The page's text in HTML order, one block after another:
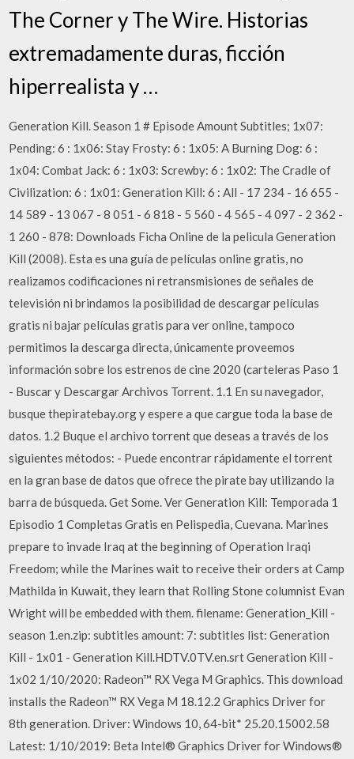
The Corner y The Wire. Historias
extremadamente duras, ficción
hiperrealista y …
Generation Kill. Season 1 # Episode Amount Subtitles; 1x07:
Pending: 6 : 1x06: Stay Frosty: 6 : 1x05: A Burning Dog: 6 :
1x04: Combat Jack: 6 : 1x03: Screwby: 6 : 1x02: The Cradle of
Civilization: 6 : 1x01: Generation Kill: 6 : All - 17 234 - 16 655 -
14 589 - 13 067 - 8 051 - 6 818 - 5 560 - 4 565 - 4 097 - 2 362 -
1 260 - 878: Downloads Ficha Online de la pelicula Generation
Kill (2008). Esta es una guía de películas online gratis, no
realizamos codificaciones ni retransmisiones de señales de
televisión ni brindamos la posibilidad de descargar películas
gratis ni bajar películas gratis para ver online, tampoco
permitimos la descarga directa, únicamente proveemos
información sobre los estrenos de cine 2020 (carteleras Paso 1
- Buscar y Descargar Archivos Torrent. 1.1 En su navegador,
busque thepiratebay.org y espere a que cargue toda la base de
datos. 1.2 Buque el archivo torrent que deseas a través de los
siguientes métodos: - Puede encontrar rápidamente el torrent
en la gran base de datos que ofrece the pirate bay utilizando la
barra de búsqueda. Get Some. Ver Generation Kill: Temporada 1
Episodio 1 Completas Gratis en Pelispedia, Cuevana. Marines
prepare to invade Iraq at the beginning of Operation Iraqi
Freedom; while the Marines wait to receive their orders at Camp
Mathilda in Kuwait, they learn that Rolling Stone columnist Evan
Wright will be embedded with them. filename: Generation_Kill -
season 1.en.zip: subtitles amount: 7: subtitles list: Generation
Kill - 1x01 - Generation Kill.HDTV.0TV.en.srt Generation Kill -
1x02 1/10/2020: Radeon™ RX Vega M Graphics. This download
installs the Radeon™ RX Vega M 18.12.2 Graphics Driver for
8th generation. Driver: Windows 10, 64-bit* 25.20.15002.58
Latest: 1/10/2019: Beta Intel® Graphics Driver for Windows®